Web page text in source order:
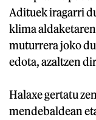
Adituek iragarri
klima
muturrera joko
edota, azaltzen
Halaxe gertatu
mendebaldean